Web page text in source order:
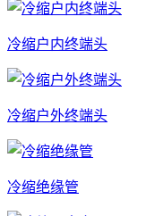
冷缩户内终端头
冷缩户外终端头
冷缩绝缘管